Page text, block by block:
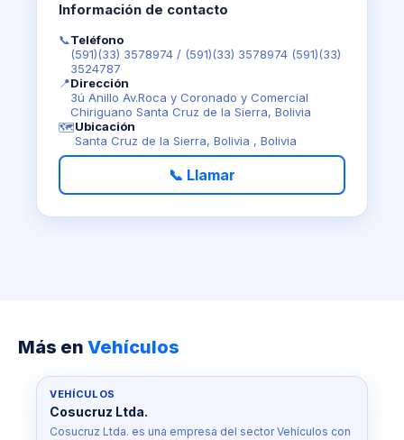
Información de contacto
📞Teléfono
(591)(33) 3578974 / (591)(33) 3578974 (591)(33)
3524787
📍Dirección
3ú Anillo Av.Roca y Coronado y Comercial
Chiriguano Santa Cruz de la Sierra, Bolivia
🗺️Ubicación
Santa Cruz de la Sierra, Bolivia , Bolivia
📞 Llamar
Más en Vehículos
VEHÍCULOS
Cosucruz Ltda.
Cosucruz Ltda. es una empresa del sector Vehículos con